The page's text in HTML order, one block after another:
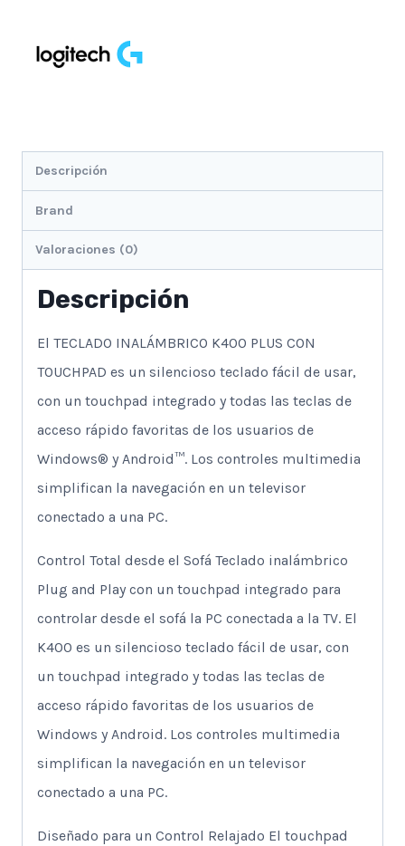
cantidad
Descripción
Brand
Valoraciones (0)
Descripción
El TECLADO INALÁMBRICO K400 PLUS CON
TOUCHPAD es un silencioso teclado fácil de usar,
con un touchpad integrado y todas las teclas de
acceso rápido favoritas de los usuarios de
Windows® y Android™. Los controles multimedia
simplifican la navegación en un televisor
conectado a una PC.
Control Total desde el Sofá Teclado inalámbrico
Plug and Play con un touchpad integrado para
controlar desde el sofá la PC conectada a la TV. El
K400 es un silencioso teclado fácil de usar, con
un touchpad integrado y todas las teclas de
acceso rápido favoritas de los usuarios de
Windows y Android. Los controles multimedia
simplifican la navegación en un televisor
conectado a una PC.
Diseñado para un Control Relajado El touchpad